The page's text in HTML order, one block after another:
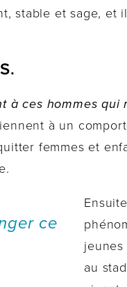
stable et sage, et
à ces hommes qui
à un
femmes et
ce
au